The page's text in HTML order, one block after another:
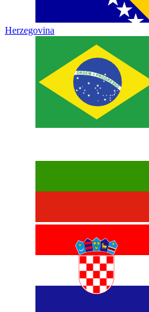
Herzegovina